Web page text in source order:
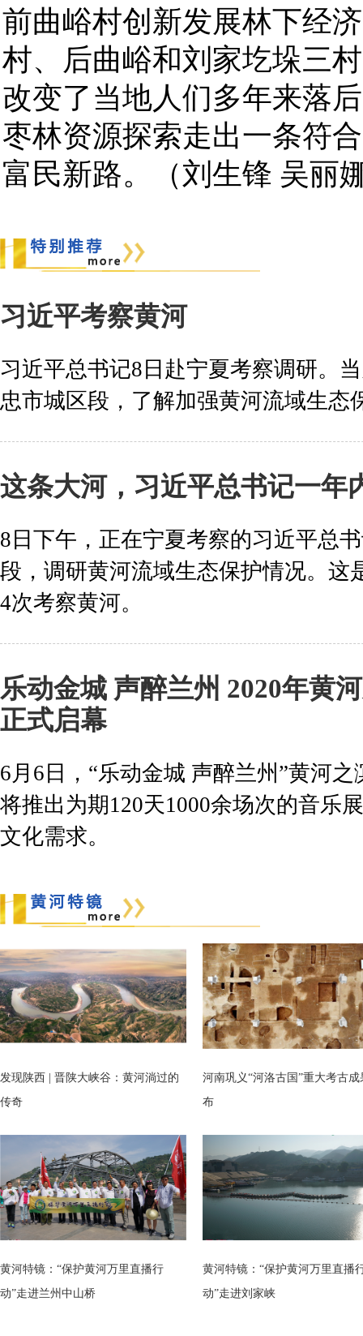
前曲峪村创新发展林下经
村、后曲峪和刘家圪垛三
改变了当地人们多年来落
枣林资源探索走出一条符
富民新路。（刘生锋 吴丽
习近平考察黄河
习近平总书记8日赴宁夏考察调研。
忠市城区段，了解加强黄河流域生态
这条大河，习近平总书记一年
8日下午，正在宁夏考察的习近平总
段，调研黄河流域生态保护情况。这
4次考察黄河。
乐动金城 声醉兰州 2020年黄
正式启幕
6月6日，“乐动金城 声醉兰州”黄河
将推出为期120天1000余场次的音乐
文化需求。
发现陕西 | 晋陕大峡谷：黄河淌过的
传奇
河南巩义“河洛古国”重大考古成
布
黄河特镜：“保护黄河万里直播行
动”走进兰州中山桥
黄河特镜：“保护黄河万里直播
动”走进刘家峡